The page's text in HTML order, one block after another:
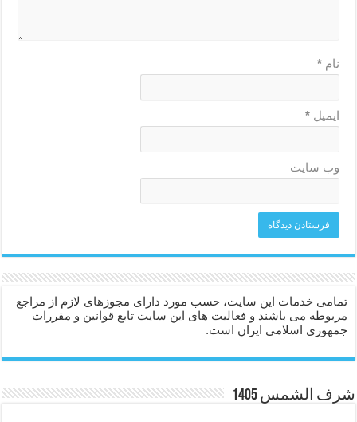
نام*
ایمیل*
وب‌ سایت
تمامی خدمات این سایت، حسب مورد دارای مجوزهای لازم از مراجع
مربوطه می باشند و فعالیت های این سایت تابع قوانین و مقررات
جمهوری اسلامی ایران است.
شرف الشمس 1405